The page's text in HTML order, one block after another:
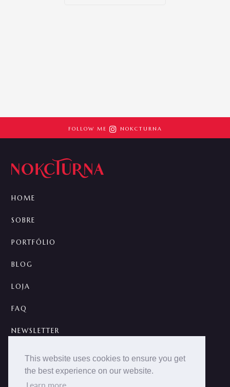
This website uses cookies to ensure you get
the best experience on our website.
FOLLOW ME  NOKCTURNA
HOME
SOBRE
PORTFÓLIO
BLOG
LOJA
FAQ
NEWSLETTER